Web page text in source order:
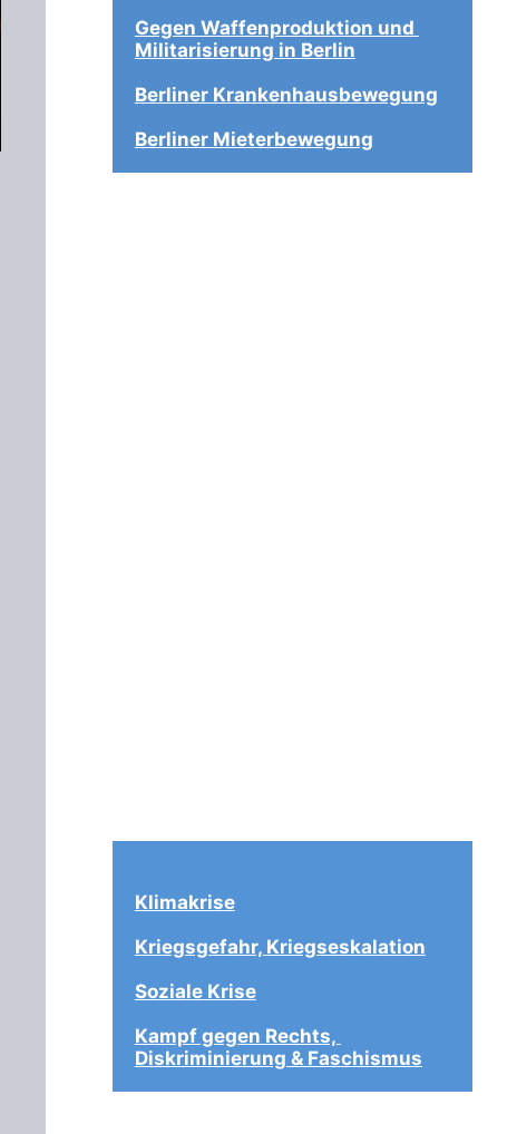
Gegen Waffenproduktion und
Militarisierung in Berlin
Berliner Krankenhausbewegung
Berliner Mieterbewegung
Klimakrise
Kriegsgefahr, Kriegseskalation
Soziale Krise
Kampf gegen Rechts,
Diskriminierung & Faschismus